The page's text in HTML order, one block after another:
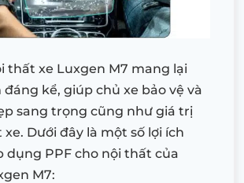
thất xe Luxgen M7 mang lại
đáng kể, giúp chủ xe bảo vệ và
sang trọng cũng như giá trị
Dưới đây là một số lợi ích
dụng PPF cho nội thất của
M7: